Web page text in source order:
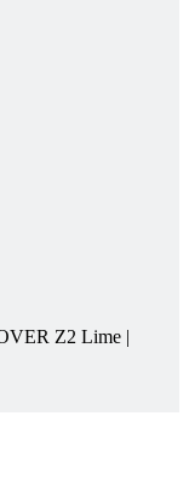
Z2 Lime |